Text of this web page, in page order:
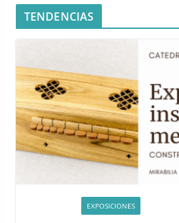
TENDENCIAS
EXPOSICIONES